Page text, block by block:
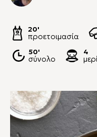
20'
προετοιμασία
50'
σύνολο
4